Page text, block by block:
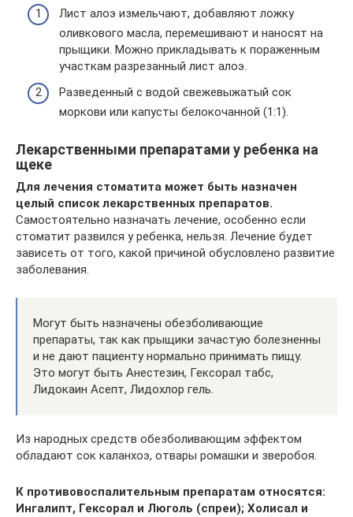
Лист алоэ измельчают, добавляют ложку
оливкового масла, перемешивают и наносят на
прыщики. Можно прикладывать к пораженным
участкам разрезанный лист алоэ.
Разведенный с водой свежевыжатый сок
моркови или капусты белокочанной (1:1).
Лекарственными препаратами у ребенка на
щеке
Для лечения стоматита может быть назначен
целый список лекарственных препаратов.
Самостоятельно назначать лечение, особенно если
стоматит развился у ребенка, нельзя. Лечение будет
зависеть от того, какой причиной обусловлено развитие
заболевания.
Могут быть назначены обезболивающие
препараты, так как прыщики зачастую болезненны
и не дают пациенту нормально принимать пищу.
Это могут быть Анестезин, Гексорал табс,
Лидокаин Асепт, Лидохлор гель.
Из народных средств обезболивающим эффектом
обладают сок каланхоэ, отвары ромашки и зверобоя.
К противовоспалительным препаратам относятся:
Ингалипт, Гексорал и Люголь (спреи); Холисал и